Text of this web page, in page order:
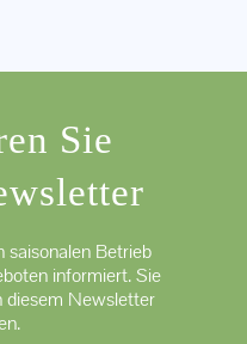
Sie
saisonalen Betrieb
informiert. Sie
diesem Newsletter